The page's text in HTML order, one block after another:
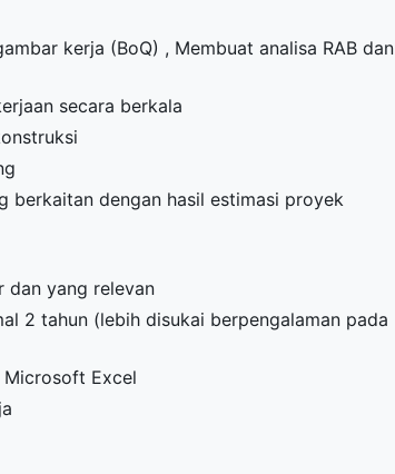
kerja (BoQ) , Membuat analisa RAB dan
secara berkala
berkaitan dengan hasil estimasi proyek
dan yang relevan
2 tahun (lebih disukai berpengalaman pada
Microsoft Excel